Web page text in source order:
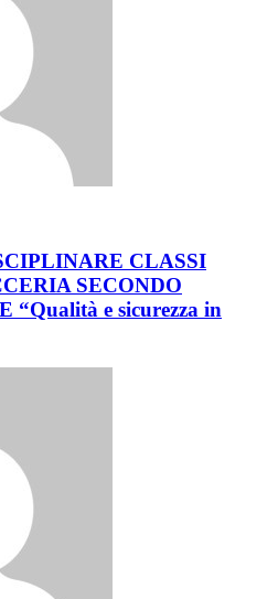
CLASSI
SECONDO
“Qualità e sicurezza in